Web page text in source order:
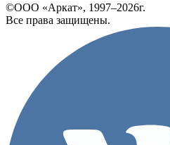
©ООО «Аркат», 1997–2026г.
Все права защищены.